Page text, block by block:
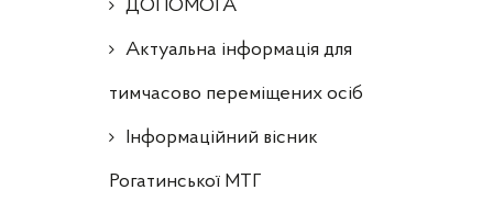
ДОПОМОГА
Актуальна інформація для
тимчасово переміщених осіб
Інформаційний вісник
Рогатинської МТГ